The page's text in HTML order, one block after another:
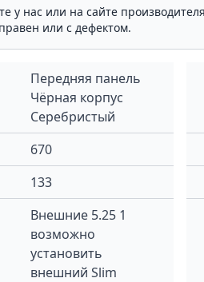
у нас или на сайте
или с дефектом.
Передняя панель
Чёрная корпус
Серебристый
670
133
Внешние 5.25 1
возможно
установить
внешний Slim